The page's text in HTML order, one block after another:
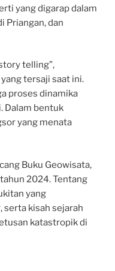
yang digarap dalam
Priangan, dan
telling”,
tersaji saat ini.
proses dinamika
Dalam bentuk
yang menata
Buku Geowisata,
2024. Tentang
yang
serta kisah sejarah
katastropik di